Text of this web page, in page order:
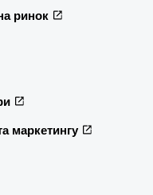
ринок
маркетингу